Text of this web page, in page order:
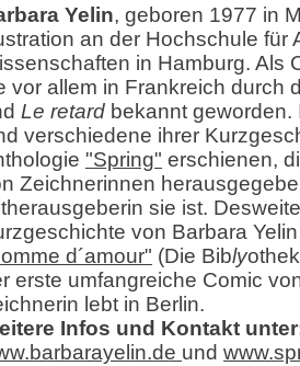
Yelin, geboren 1977 in
an der Hochschule für
in Hamburg. Als
vor allem in Frankreich durch
Le retard bekannt
verschiedene ihrer
"Spring" erschienen,
Zeichnerinnen
sie ist.
von Barbara
d´amour" (Die Bibly
erste umfangreiche Comic
lebt in Berlin.
Infos und Kontakt
und